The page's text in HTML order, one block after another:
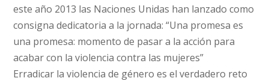
este año 2013 las Naciones Unidas han lanzado como
consigna dedicatoria a la jornada: “Una promesa es
una promesa: momento de pasar a la acción para
acabar con la violencia contra las mujeres”
Erradicar la violencia de género es el verdadero reto